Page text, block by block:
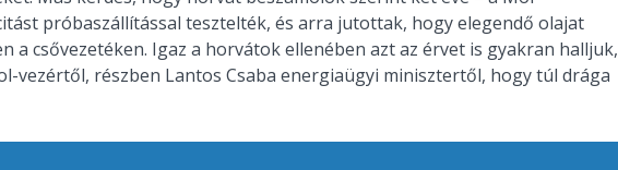
próbaszállítással tesztelték, és arra jutottak, hogy elegendő olajat
a csővezetéken. Igaz a horvátok ellenében azt az érvet is gyakran halljuk,
vezértől, részben Lantos Csaba energiaügyi minisztertől, hogy túl drága